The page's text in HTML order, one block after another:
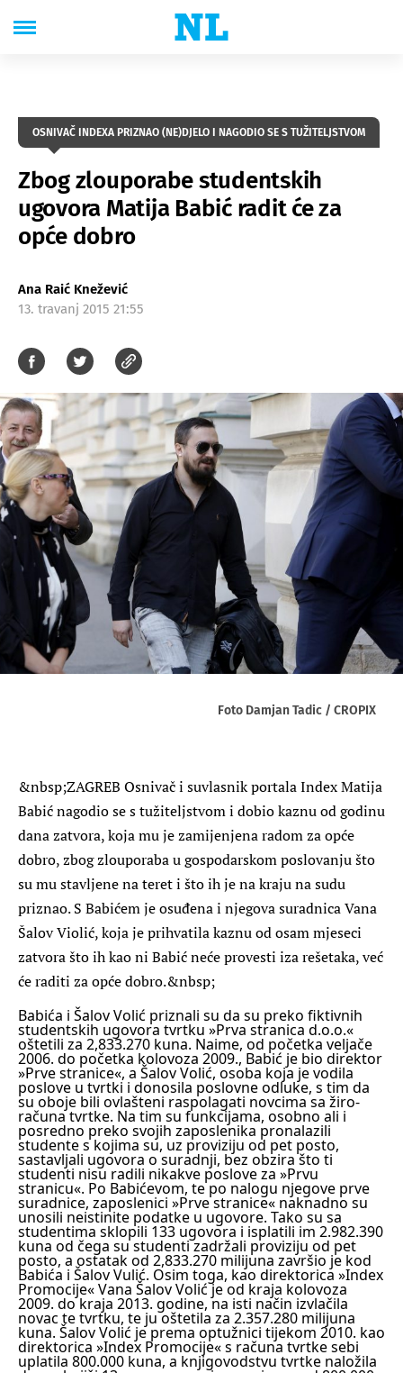
OSNIVAČ INDEXA PRIZNAO (NE)DJELO I NAGODIO SE S TUŽITELJSTVOM
Zbog zlouporabe studentskih
ugovora Matija Babić radit će za
opće dobro
Ana Raić Knežević
13. travanj 2015 21:55
Foto Damjan Tadic / CROPIX
&nbsp;ZAGREB Osnivač i suvlasnik portala Index Matija
Babić nagodio se s tužiteljstvom i dobio kaznu od godinu
dana zatvora, koja mu je zamijenjena radom za opće
dobro, zbog zlouporaba u gospodarskom poslovanju što
su mu stavljene na teret i što ih je na kraju na sudu
priznao. S Babićem je osuđena i njegova suradnica Vana
Šalov Violić, koja je prihvatila kaznu od osam mjeseci
zatvora što ih kao ni Babić neće provesti iza rešetaka, već
će raditi za opće dobro.&nbsp;
Babića i Šalov Volić priznali su da su preko fiktivnih
studentskih ugovora tvrtku »Prva stranica d.o.o.«
oštetili za 2,833.270 kuna. Naime, od početka veljače
2006. do početka kolovoza 2009., Babić je bio direktor
»Prve stranice«, a Šalov Volić, osoba koja je vodila
poslove u tvrtki i donosila poslovne odluke, s tim da
su oboje bili ovlašteni raspolagati novcima sa žiro-
računa tvrtke. Na tim su funkcijama, osobno ali i
posredno preko svojih zaposlenika pronalazili
studente s kojima su, uz proviziju od pet posto,
sastavljali ugovora o suradnji, bez obzira što ti
studenti nisu radili nikakve poslove za »Prvu
stranicu«. Po Babićevom, te po nalogu njegove prve
suradnice, zaposlenici »Prve stranice« naknadno su
unosili neistinite podatke u ugovore. Tako su sa
studentima sklopili 133 ugovora i isplatili im 2.982.390
kuna od čega su studenti zadržali proviziju od pet
posto, a ostatak od 2,833.270 milijuna završio je kod
Babića i Šalov Vulić. Osim toga, kao direktorica »Index
Promocije« Vana Šalov Volić je od kraja kolovoza
2009. do kraja 2013. godine, na isti način izvlačila
novac te tvrtku, te ju oštetila za 2.357.280 milijuna
kuna. Šalov Volić je prema optužnici tijekom 2010. kao
direktorica »Index Promocije« s računa tvrtke sebi
uplatila 800.000 kuna, a knjigovodstvu tvrtke naložila